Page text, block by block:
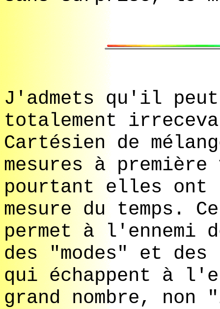
J'admets qu'il
totalement
Cartésien de
mesures à
pourtant elles ont
mesure du temps.
permet à l'ennemi
des "modes" et des
qui échappent à
grand nombre,